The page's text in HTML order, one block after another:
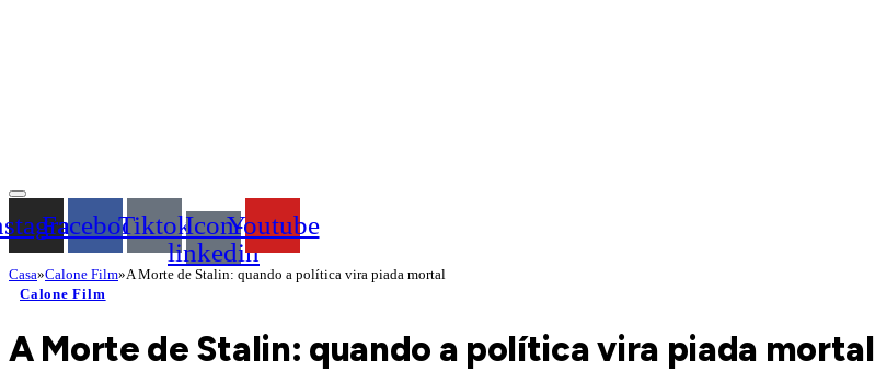
FacebookTiktokIcon-
linkedin
Youtube
Casa»Calone Film»A Morte de Stalin: quando a política vira piada mortal
Calone Film
A Morte de Stalin: quando a política vira piada mortal